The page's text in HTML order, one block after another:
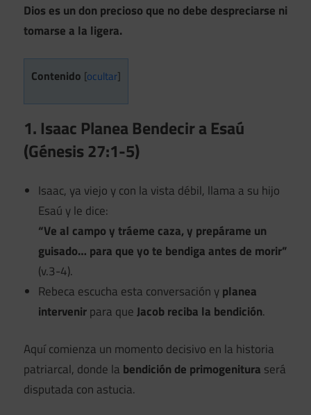
Dios es un don precioso que no debe despreciarse ni
tomarse a la ligera.
Contenido [ocultar]
1. Isaac Planea Bendecir a Esaú
(Génesis 27:1-5)
Isaac, ya viejo y con la vista débil, llama a su hijo
Esaú y le dice:
“Ve al campo y tráeme caza, y prepárame un
guisado… para que yo te bendiga antes de morir”
(v.3-4).
Rebeca escucha esta conversación yplanea
intervenirpara queJacob reciba la bendición.
Aquí comienza un momento decisivo en la historia
patriarcal, donde la bendición de primogenitura será
disputada con astucia.